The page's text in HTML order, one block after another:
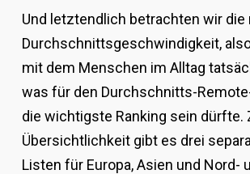
Und letztendlich betrachten wir
Durchschnittsgeschwindigkeit,
mit dem Menschen im Alltag
was für den Durchschnitts-
die wichtigste Ranking sein dürfte.
Übersichtlichkeit gibt es drei
Listen für Europa, Asien und Nord-